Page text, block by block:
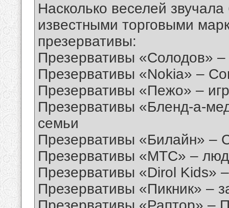
Насколько веселей
известными торговыми
презервативы:
Презервативы «Солодов»
Презервативы «Nokia» –
Презервативы «Пежо» –
Презервативы «Бленд-а-
семьи
Презервативы «Билайн» –
Презервативы «МТС» –
Презервативы «Dirol Kids»
Презервативы «Пикник» –